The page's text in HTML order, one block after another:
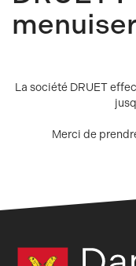
La société DRUET
Merci de